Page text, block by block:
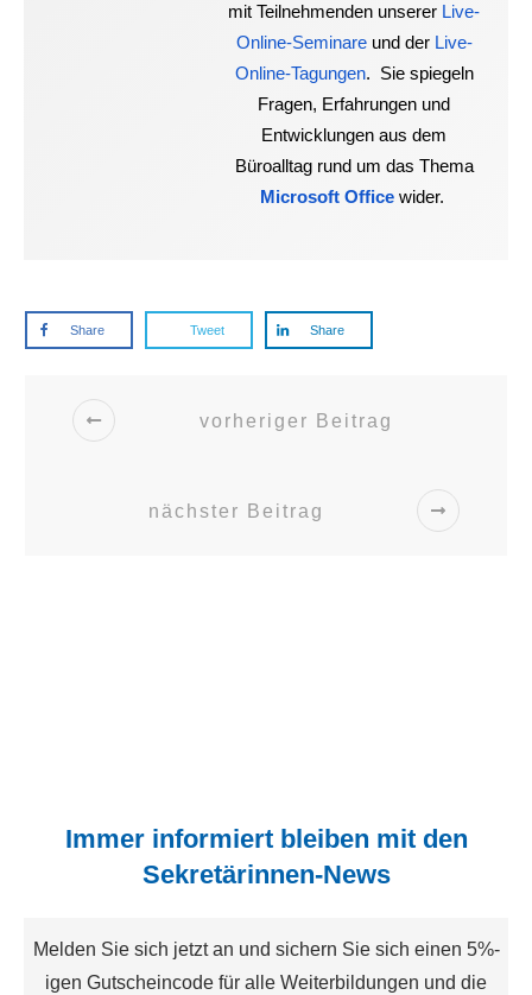
mit Teilnehmenden unserer Live-
Online-Seminareund der Live-
Online-Tagungen. Sie spiegeln
Fragen, Erfahrungen und
Entwicklungen aus dem
Büroalltag rund um das Thema
Microsoft Office wider.
Share Tweet Share
vorheriger Beitrag
nächster Beitrag
Immer informiert bleiben mit den
Sekretärinnen-News
Melden Sie sich jetzt an und sichern Sie sich einen 5%-
igen Gutscheincode für alle Weiterbildungen und die